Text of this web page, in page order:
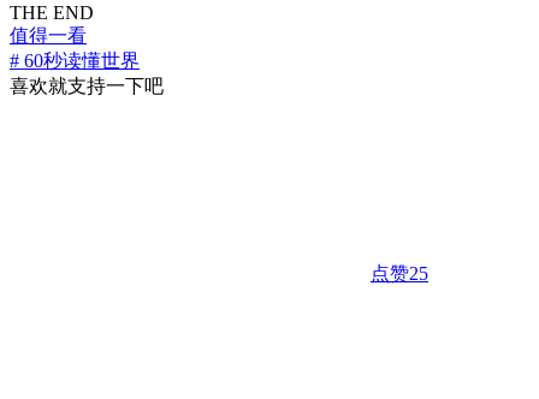
THE END
值得一看
# 60秒读懂世界
喜欢就支持一下吧
点赞25